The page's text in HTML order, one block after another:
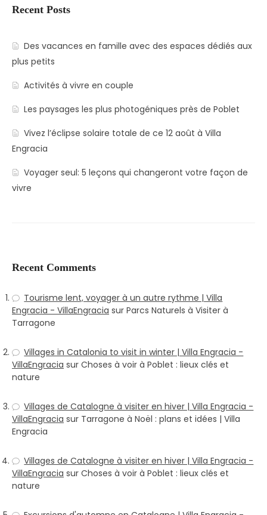
Recent Posts
Des vacances en famille avec des espaces dédiés aux
plus petits
Activités à vivre en couple
Les paysages les plus photogéniques près de Poblet
Vivez l’éclipse solaire totale de ce 12 août à Villa
Engracia
Voyager seul: 5 leçons qui changeront votre façon de
vivre
Recent Comments
Tourisme lent, voyager à un autre rythme | Villa
Engracia - VillaEngracia sur Parcs Naturels à Visiter à
Tarragone
Villages in Catalonia to visit in winter | Villa Engracia -
VillaEngracia sur Choses à voir à Poblet : lieux clés et
nature
Villages de Catalogne à visiter en hiver | Villa Engracia -
VillaEngracia sur Tarragone à Noël : plans et idées | Villa
Engracia
Villages de Catalogne à visiter en hiver | Villa Engracia -
VillaEngracia sur Choses à voir à Poblet : lieux clés et
nature